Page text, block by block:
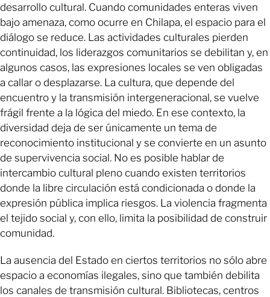
desarrollo cultural. Cuando comunidades enteras viven
bajo amenaza, como ocurre en Chilapa, el espacio para el
diálogo se reduce. Las actividades culturales pierden
continuidad, los liderazgos comunitarios se debilitan y, en
algunos casos, las expresiones locales se ven obligadas
a callar o desplazarse. La cultura, que depende del
encuentro y la transmisión intergeneracional, se vuelve
frágil frente a la lógica del miedo. En ese contexto, la
diversidad deja de ser únicamente un tema de
reconocimiento institucional y se convierte en un asunto
de supervivencia social. No es posible hablar de
intercambio cultural pleno cuando existen territorios
donde la libre circulación está condicionada o donde la
expresión pública implica riesgos. La violencia fragmenta
el tejido social y, con ello, limita la posibilidad de construir
comunidad.
La ausencia del Estado en ciertos territorios no sólo abre
espacio a economías ilegales, sino que también debilita
los canales de transmisión cultural. Bibliotecas, centros